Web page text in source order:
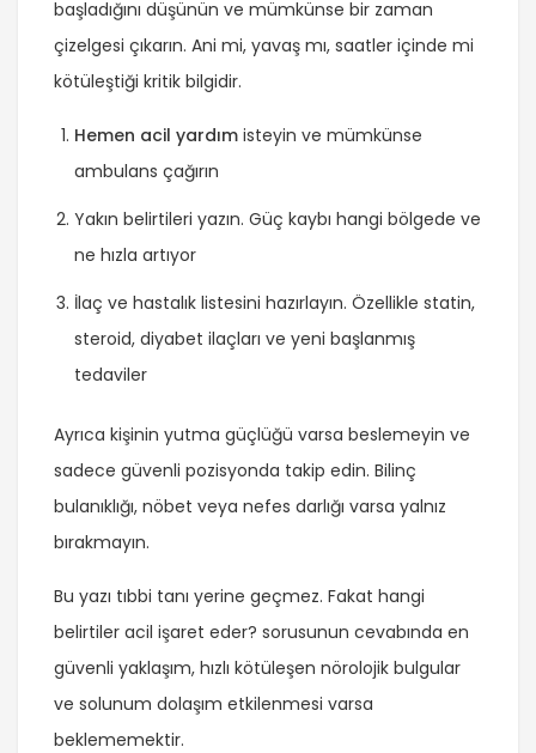
başladığını düşünün ve mümkünse bir zaman
çizelgesi çıkarın. Ani mi, yavaş mı, saatler içinde mi
kötüleştiği kritik bilgidir.
Hemen acil yardım isteyin ve mümkünse
ambulans çağırın
Yakın belirtileri yazın. Güç kaybı hangi bölgede ve
ne hızla artıyor
İlaç ve hastalık listesini hazırlayın. Özellikle statin,
steroid, diyabet ilaçları ve yeni başlanmış
tedaviler
Ayrıca kişinin yutma güçlüğü varsa beslemeyin ve
sadece güvenli pozisyonda takip edin. Bilinç
bulanıklığı, nöbet veya nefes darlığı varsa yalnız
bırakmayın.
Bu yazı tıbbi tanı yerine geçmez. Fakat hangi
belirtiler acil işaret eder? sorusunun cevabında en
güvenli yaklaşım, hızlı kötüleşen nörolojik bulgular
ve solunum dolaşım etkilenmesi varsa
beklememektir.